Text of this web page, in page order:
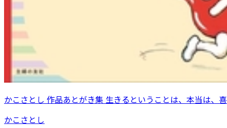
かこさとし 作品あとがき集 生きるということは、本当は、
かこさとし